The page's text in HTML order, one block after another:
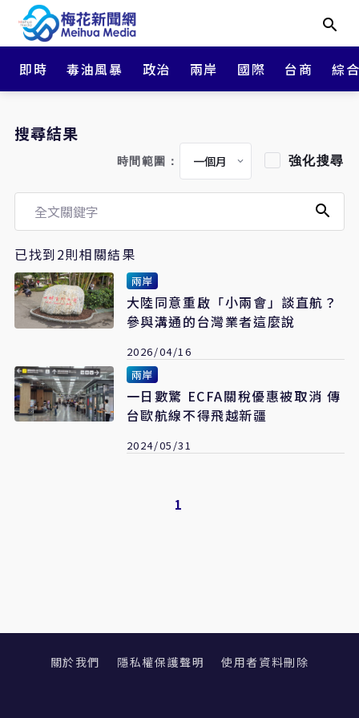
即時 毒油風暴 政治 兩岸 國際 台商 綜
搜尋結果
時間範圍： 強化搜尋
已找到2則相關結果
兩岸
大陸同意重啟「小兩會」談直航？
參與溝通的台灣業者這麼說
2026/04/16
兩岸
一日數驚 ECFA關稅優惠被取消 傳
台歐航線不得飛越新疆
2024/05/31
1
關於我們 隱私權保護聲明 使用者資料刪除